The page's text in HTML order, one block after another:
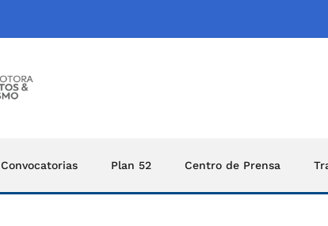
Convocatorias Plan 52 Centro de Prensa